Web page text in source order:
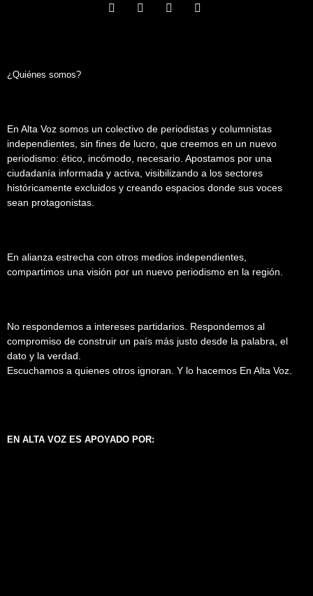
¿Quiénes somos?
En Alta Voz somos un colectivo de periodistas y columnistas
independientes, sin fines de lucro, que creemos en un nuevo
periodismo: ético, incómodo, necesario. Apostamos por una
ciudadanía informada y activa, visibilizando a los sectores
históricamente excluidos y creando espacios donde sus voces
sean protagonistas.
En alianza estrecha con otros medios independientes,
compartimos una visión por un nuevo periodismo en la región.
No respondemos a intereses partidarios. Respondemos al
compromiso de construir un país más justo desde la palabra, el
dato y la verdad.
Escuchamos a quienes otros ignoran. Y lo hacemos En Alta Voz.
EN ALTA VOZ ES APOYADO POR: